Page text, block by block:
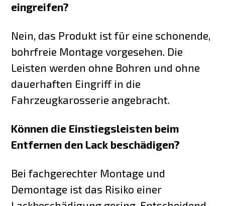
eingreifen?
Nein, das Produkt ist für eine schonende,
bohrfreie Montage vorgesehen. Die
Leisten werden ohne Bohren und ohne
dauerhaften Eingriff in die
Fahrzeugkarosserie angebracht.
Können die Einstiegsleisten beim
Entfernen den Lack beschädigen?
Bei fachgerechter Montage und
Demontage ist das Risiko einer